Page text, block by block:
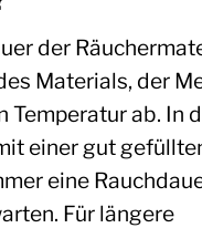
der
Materials, der
Temperatur ab. In
einer gut
eine
Für längere